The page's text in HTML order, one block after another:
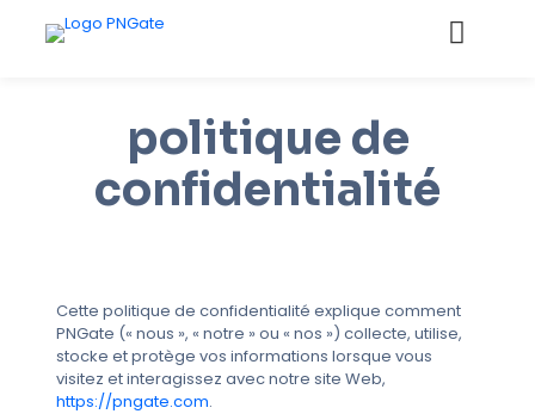
politique de
confidentialité
Cette politique de confidentialité explique comment
PNGate (« nous », « notre » ou « nos ») collecte, utilise,
stocke et protège vos informations lorsque vous
visitez et interagissez avec notre site Web,
https://pngate.com.